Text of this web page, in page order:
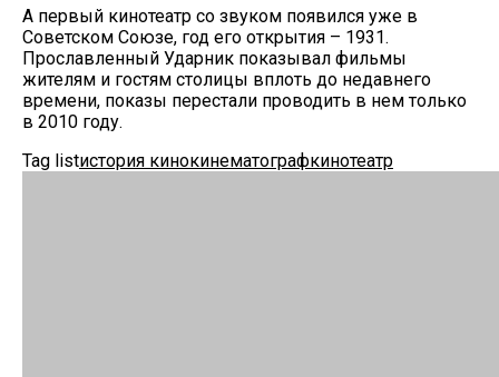
А первый кинотеатр со звуком появился уже в
Советском Союзе, год его открытия – 1931.
Прославленный Ударник показывал фильмы
жителям и гостям столицы вплоть до недавнего
времени, показы перестали проводить в нем только
в 2010 году.
Tag listистория кинокинематографкинотеатр